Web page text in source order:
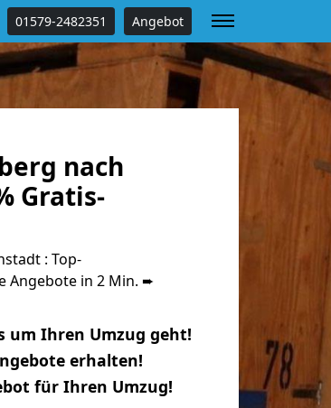
01579-2482351 Angebot
nach
Gratis-
: Top-
Angebote in 2 Min. ➨
um Ihren Umzug geht!
erhalten!
für Ihren Umzug!